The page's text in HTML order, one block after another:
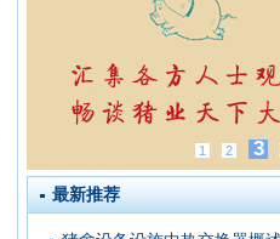
1 2 3
最新推荐